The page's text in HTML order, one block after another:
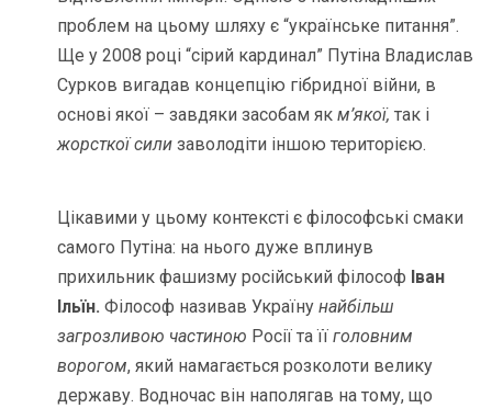
проблем на цьому шляху є “українське питання”.
Ще у 2008 році “сірий кардинал” Путіна Владислав
Сурков вигадав концепцію гібридної війни, в
основі якої – завдяки засобам якм’якої,так і
жорсткої силизаволодіти іншою територією.
Цікавими у цьому контексті є філософські смаки
самого Путіна: на нього дуже вплинув
прихильник фашизму російський філософ Іван
Ільїн. Філософ називав Українунайбільш
загрозливою частиною Росії та їїголовним
ворогом, який намагається розколоти велику
державу. Водночас він наполягав на тому, що